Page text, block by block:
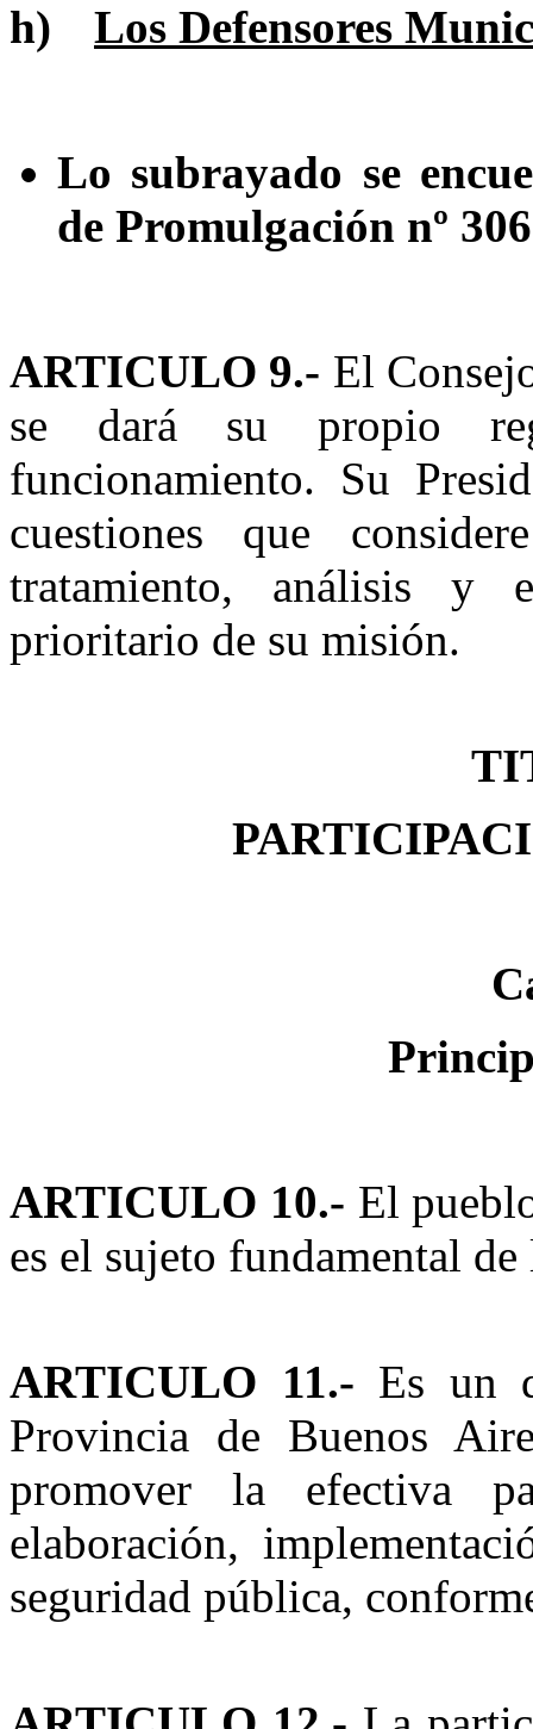
h)
Los Defensores
Lo subrayado se
de Promulgación nº
ARTICULO 9.- El
se dará su propio
funcionamiento. Su
cuestiones que
tratamiento, análisis y
prioritario de su misión.
ARTICULO 10.- El
es el sujeto fundamental
ARTICULO 11.- Es un
Provincia de Buenos
promover la efectiva
elaboración,
seguridad pública,